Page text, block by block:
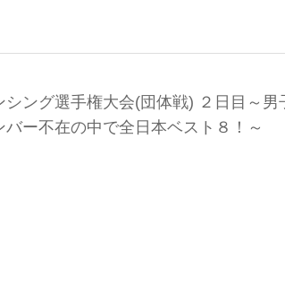
シング選手権大会(団体戦) ２日目～
ー不在の中で全日本ベスト８！～